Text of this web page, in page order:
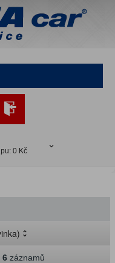
0 Kč
6záznamů